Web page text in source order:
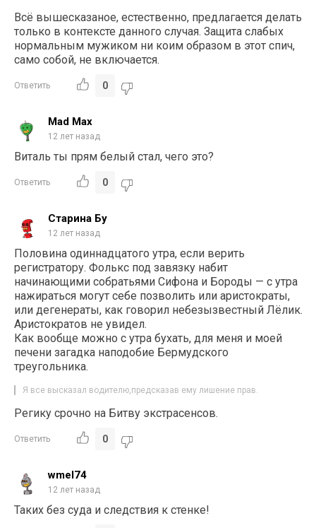
Всё вышесказаное, естественно, предлагается делать
только в контексте данного случая. Защита слабых
нормальным мужиком ни коим образом в этот спич,
само собой, не включается.
Ответить 0
Mad Max
12 лет назад
Виталь ты прям белый стал, чего это?
Ответить 0
Старина Бу
12 лет назад
Половина одиннадцатого утра, если верить
регистратору. Фолькс под завязку набит
начинающими собратьями Сифона и Бороды — с утра
нажираться могут себе позволить или аристократы,
или дегенераты, как говорил небезызвестный Лёлик.
Аристократов не увидел.
Как вообще можно с утра бухать, для меня и моей
печени загадка наподобие Бермудского
треугольника.
Я все высказал водителю,предсказав ему лишение прав.
Регику срочно на Битву экстрасенсов.
Ответить 0
wmel74
12 лет назад
Таких без суда и следствия к стенке!